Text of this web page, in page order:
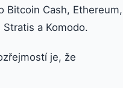
Bitcoin Cash, Ethereum,
a Komodo.
je, že